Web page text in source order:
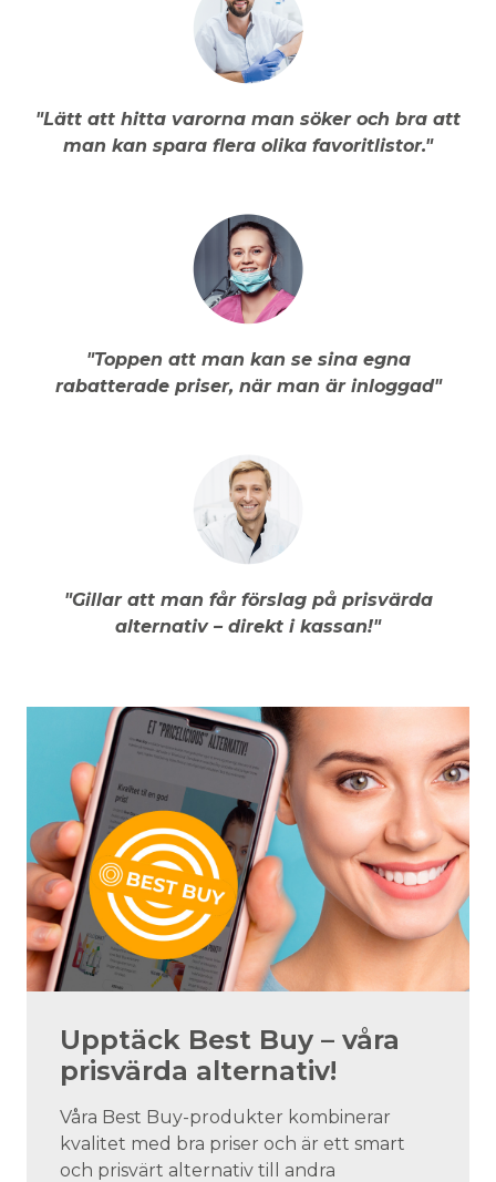
"Lätt att hitta varorna man söker och bra att
man kan spara flera olika favoritlistor."
"Toppen att man kan se sina egna
rabatterade priser, när man är inloggad"
"Gillar att man får förslag på prisvärda
alternativ – direkt i kassan!"
Upptäck Best Buy – våra
prisvärda alternativ!
Våra Best Buy-produkter kombinerar
kvalitet med bra priser och är ett smart
och prisvärt alternativ till andra